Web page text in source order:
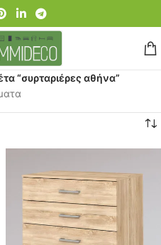
“συρταριέρες αθήνα”